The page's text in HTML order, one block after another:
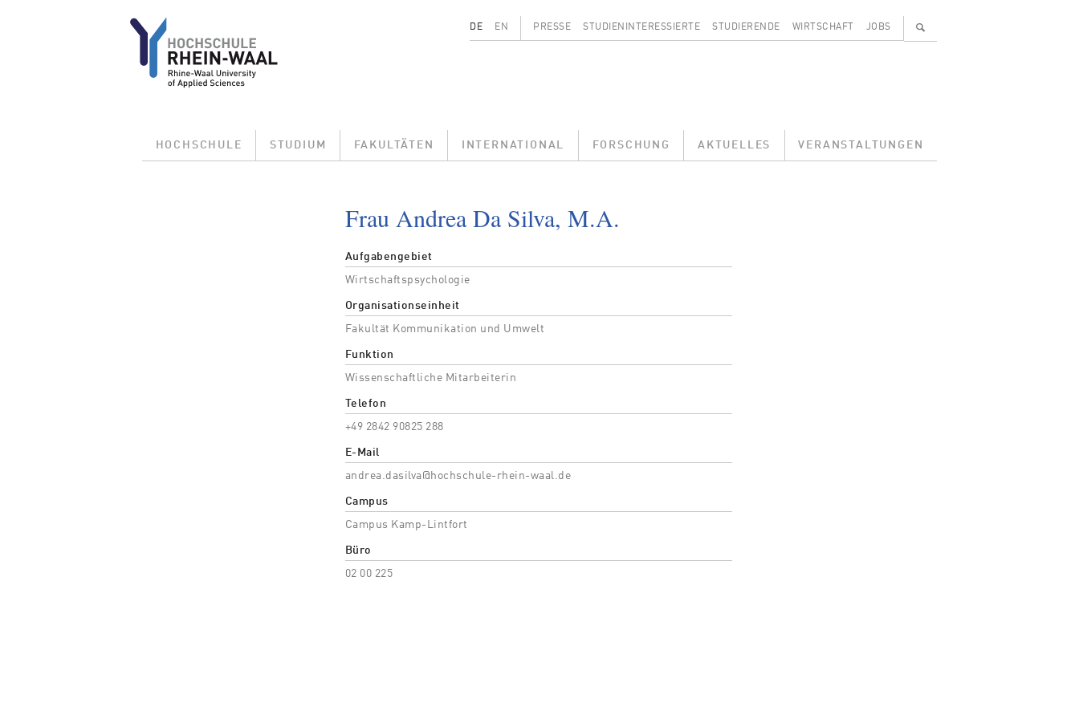
DE EN Secondary menu
PRESSE STUDIENINTERESSIERTE STUDIERENDE WIRTSCHAFT JOBS 🔍
Main menu
HOCHSCHULE STUDIUM FAKULTÄTEN INTERNATIONAL FORSCHUNG AKTUELLES VERANSTALTUNGEN
Frau Andrea Da Silva, M.A.
Aufgabengebiet
Wirtschaftspsychologie
Organisationseinheit
Fakultät Kommunikation und Umwelt
Funktion
Wissenschaftliche Mitarbeiterin
Telefon
+49 2842 90825 288
E-Mail
andrea.dasilva@hochschule-rhein-waal.de
Campus
Campus Kamp-Lintfort
Büro
02 00 225